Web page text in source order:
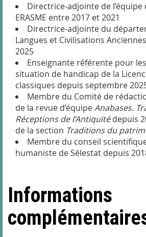
Directrice-adjointe de l’équipe
ERASME entre 2017 et 2021
Directrice-adjointe du
Langues et Civilisations
2025
Enseignante référente pour
situation de handicap de la
classiques depuis septembre
Membre du Comité de
de la revue d’équipeAnabases.
Réceptions de l’Antiquitédepuis
de la section Traditions du
Membre du conseil
humaniste de Sélestat depuis
Informations